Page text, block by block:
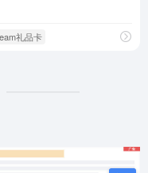
礼品卡